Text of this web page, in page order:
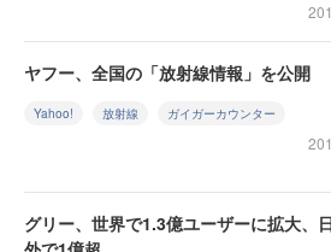
ヤフー、全国の「放射線情報」を公開
Yahoo! 放射線 ガイガーカウンター
グリー、世界で1.3億ユーザーに拡大、